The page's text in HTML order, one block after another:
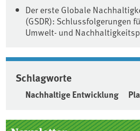
Der erste Globale
(GSDR): Schlussfolgerungen
Umwelt- und
Schlagworte
Nachhaltige Entwicklung